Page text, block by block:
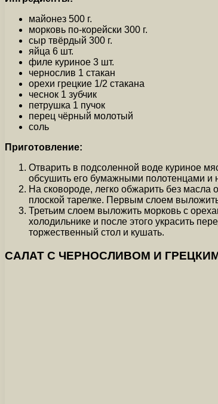
майонез 500 г.
морковь по-корейски 300 г.
сыр твёрдый 300 г.
яйца 6 шт.
филе куриное 3 шт.
чернослив 1 стакан
орехи грецкие 1/2 стакана
чеснок 1 зубчик
петрушка 1 пучок
перец чёрный молотый
соль
Приготовление:
Отварить в подсоленной воде куриное
обсушить его бумажными полотенцами и
На сковороде, легко обжарить без
плоской тарелке. Первым слоем
Третьим слоем выложить морковь с
холодильнике и после этого украсить
торжественный стол и кушать.
САЛАТ С ЧЕРНОСЛИВОМ И